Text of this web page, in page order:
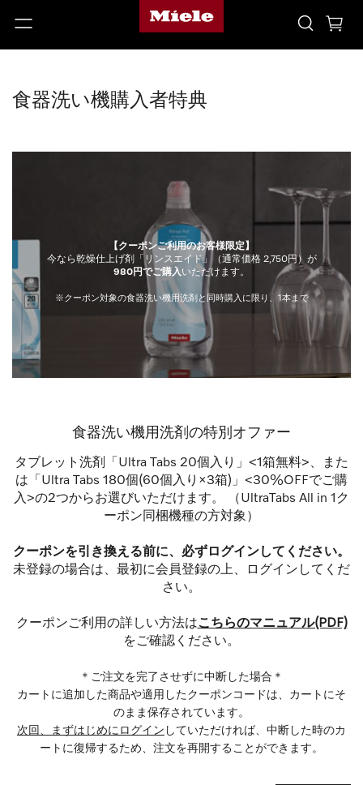
食器洗い機購入者特典
【クーポンご利用のお客様限定】
今なら乾燥仕上げ剤「リンスエイド」（通常価格 2,750円）が
980円でご購入 いただけます。
※クーポン対象の食器洗い機用洗剤と同時購入に限り、1本まで
食器洗い機用洗剤の特別オファー
タブレット洗剤「Ultra Tabs 20個入り」<1箱無料>、また
は「Ultra Tabs 180個(60個入り×3箱)」<30%OFFでご購
入>の2つからお選びいただけます。 （UltraTabs All in 1ク
ーポン同梱機種の方対象）
クーポンを引き換える前に、必ずログインしてください。
未登録の場合は、最初に会員登録の上、ログインしてくだ
さい。
クーポンご利用の詳しい方法はこちらのマニュアル(PDF)
をご確認ください。
＊ご注文を完了させずに中断した場合＊
カートに追加した商品や適用したクーポンコードは、カートにそ
のまま保存されています。
次回、まずはじめにログイン していただければ、中断した時のカ
ートに復帰するため、注文を再開することができます。